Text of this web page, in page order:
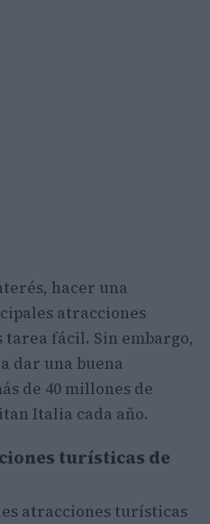
hacer una
atracciones
fácil. Sin embargo,
dar una buena
de 40 millones de
Italia cada año.
turísticas de
atracciones turísticas